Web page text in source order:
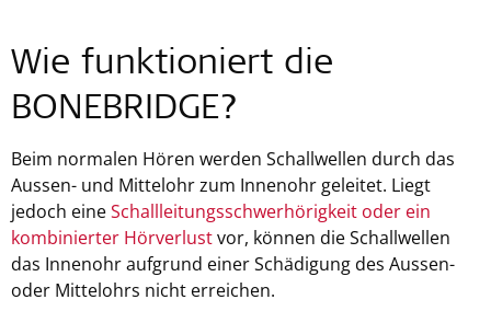
Wie funktioniert die
BONEBRIDGE?
Beim normalen Hören werden Schallwellen durch das
Aussen- und Mittelohr zum Innenohr geleitet. Liegt
jedoch eineSchallleitungsschwerhörigkeit oder ein
kombinierter Hörverlustvor, können die Schallwellen
das Innenohr aufgrund einer Schädigung des Aussen-
oder Mittelohrs nicht erreichen.